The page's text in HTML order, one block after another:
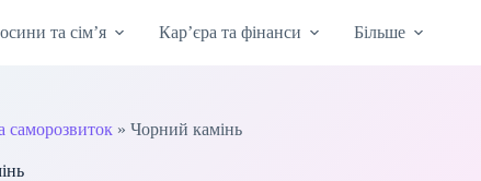
та сім’я Кар’єра та фінанси Більше
саморозвиток» Чорний камінь